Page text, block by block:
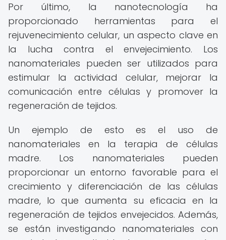
Por último, la nanotecnología ha
proporcionado herramientas para el
rejuvenecimiento celular, un aspecto clave en
la lucha contra el envejecimiento. Los
nanomateriales pueden ser utilizados para
estimular la actividad celular, mejorar la
comunicación entre células y promover la
regeneración de tejidos.
Un ejemplo de esto es el uso de
nanomateriales en la terapia de células
madre. Los nanomateriales pueden
proporcionar un entorno favorable para el
crecimiento y diferenciación de las células
madre, lo que aumenta su eficacia en la
regeneración de tejidos envejecidos. Además,
se están investigando nanomateriales con